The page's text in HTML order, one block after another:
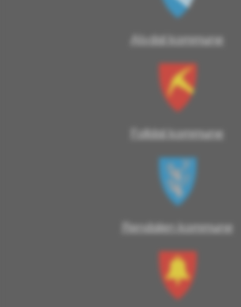
Alvdal kommune
Folldal kommune
Rendalen kommune